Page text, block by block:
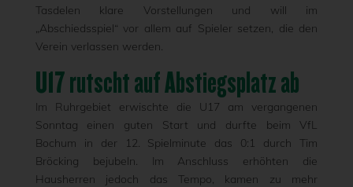
Tasdelen klare Vorstellungen und will im
„Abschiedsspiel“ vor allem auf Spieler setzen, die den
Verein verlassen werden.
U17 rutscht auf Abstiegsplatz ab
Im Ruhrgebiet erwischte die U17 am vergangenen
Sonntag einen guten Start und durfte beim VfL
Bochum in der 12. Spielminute das 0:1 durch Tim
Bröcking bejubeln. Im Anschluss erhöhten die
Hausherren jedoch das Tempo, kamen zu mehr